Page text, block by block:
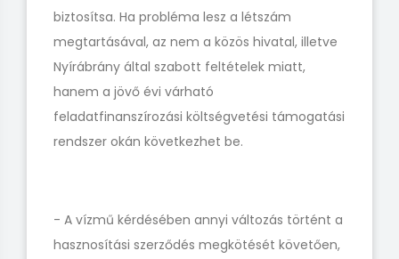
biztosítsa. Ha probléma lesz a létszám
megtartásával, az nem a közös hivatal, illetve
Nyírábrány által szabott feltételek miatt,
hanem a jövő évi várható
feladatfinanszírozási költségvetési támogatási
rendszer okán következhet be.
- A vízmű kérdésében annyi változás történt a
hasznosítási szerződés megkötését követően,